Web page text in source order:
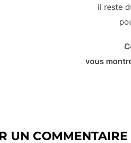
il reste
vous
UN COMMENTAIRE